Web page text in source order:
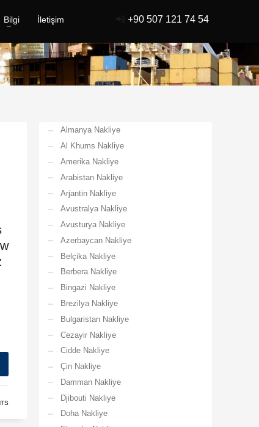
Bilgi İletişim +90 507 121 74 54
Almanya Nakliye
Al Khums Nakliye
Amerika Nakliye
Arabistan Nakliye
Arjantin Nakliye
Avustralya Nakliye
Avusturya Nakliye
Azerbaycan Nakliye
Belçika Nakliye
Berbera Nakliye
Bingazi Nakliye
Brezilya Nakliye
Bulgaristan Nakliye
Cezayir Nakliye
Cidde Nakliye
Çin Nakliye
Damman Nakliye
Djibouti Nakliye
Doha Nakliye